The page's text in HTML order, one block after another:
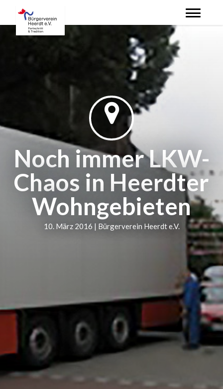
Noch immer LKW-
Chaos in Heerdter
Wohngebieten
10. März 2016 | Bürgerverein Heerdt e.V.